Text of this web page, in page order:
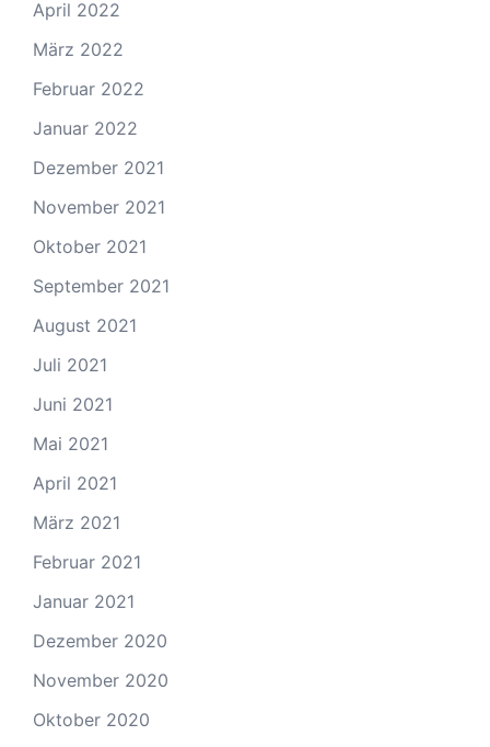
April 2022
März 2022
Februar 2022
Januar 2022
Dezember 2021
November 2021
Oktober 2021
September 2021
August 2021
Juli 2021
Juni 2021
Mai 2021
April 2021
März 2021
Februar 2021
Januar 2021
Dezember 2020
November 2020
Oktober 2020